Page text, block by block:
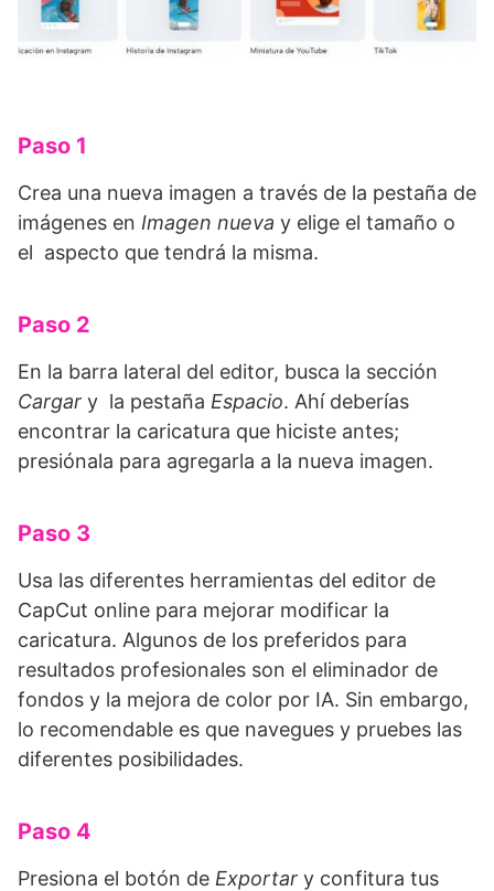
Paso 1
Crea una nueva imagen a través de la pestaña de
imágenes en Imagen nueva y elige el tamaño o
el aspecto que tendrá la misma.
Paso 2
En la barra lateral del editor, busca la sección
Cargar y la pestaña Espacio. Ahí deberías
encontrar la caricatura que hiciste antes;
presiónala para agregarla a la nueva imagen.
Paso 3
Usa las diferentes herramientas del editor de
CapCut online para mejorar modificar la
caricatura. Algunos de los preferidos para
resultados profesionales son el eliminador de
fondos y la mejora de color por IA. Sin embargo,
lo recomendable es que navegues y pruebes las
diferentes posibilidades.
Paso 4
Presiona el botón de Exportar y confitura tus